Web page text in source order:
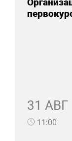
31 АВГ
11:00